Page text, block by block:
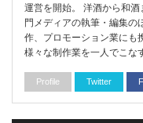
運営を開始。 洋酒から和
門メディアの執筆・編集の
作、プロモーション業にも
様々な制作業を一人でこな
Profile Twitter